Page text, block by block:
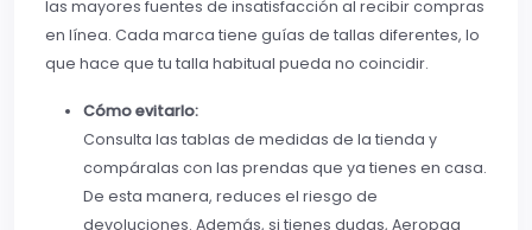
las mayores fuentes de insatisfacción al recibir compras
en línea. Cada marca tiene guías de tallas diferentes, lo
que hace que tu talla habitual pueda no coincidir.
Cómo evitarlo:
Consulta las tablas de medidas de la tienda y
compáralas con las prendas que ya tienes en casa.
De esta manera, reduces el riesgo de
devoluciones. Además, si tienes dudas, Aeropaq